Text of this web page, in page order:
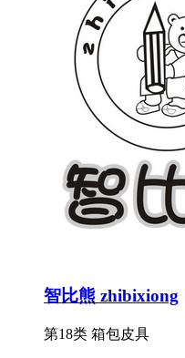
智比熊 zhibixiong
第18类 箱包皮具